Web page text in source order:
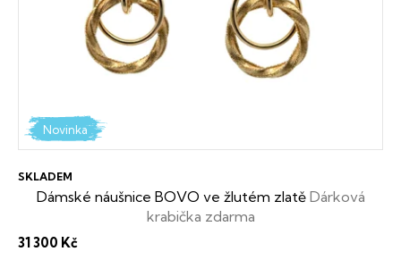
Novinka
Dámské náušnice BOVO ve žlutém zlatě Dárková
krabička zdarma
SKLADEM
31 300 Kč